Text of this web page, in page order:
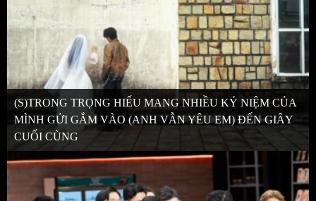
(S)TRONG TRỌNG HIẾU MANG NHIỀU KỶ NIỆM CỦA
MÌNH GỬI GẮM VÀO (ANH VẪN YÊU EM) ĐẾN GIÂY
CUỐI CÙNG